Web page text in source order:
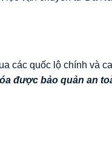
các quốc lộ chính và
được bảo quản an